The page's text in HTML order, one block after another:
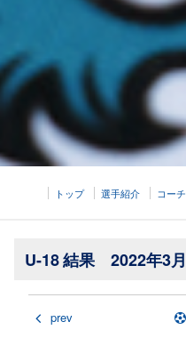
トップ 選手紹介 コーチ
U-18 結果 2022年3月
prev